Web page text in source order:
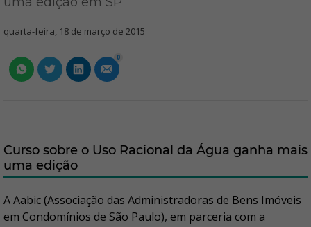
quarta-feira, 18 de março de 2015
0
Curso sobre o Uso Racional da Água ganha mais
uma edição
A Aabic (Associação das Administradoras de Bens Imóveis
em Condomínios de São Paulo), em parceria com a